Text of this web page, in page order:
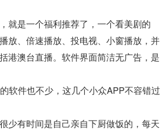
就是一个福利推荐了，一个看美剧的
放、倍速播放、投电视、小窗播放，并
港澳台直播。软件界面简洁无广告，是
少有时间是自己亲自下厨做饭的，每天